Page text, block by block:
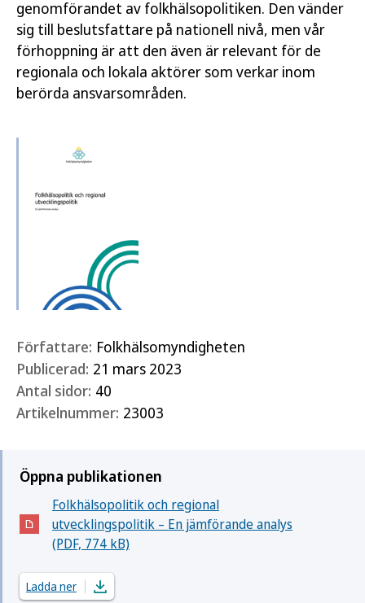
genomförandet av folkhälsopolitiken. Den vänder
sig till beslutsfattare på nationell nivå, men vår
förhoppning är att den även är relevant för de
regionala och lokala aktörer som verkar inom
berörda ansvarsområden.
Författare: Folkhälsomyndigheten
Publicerad: 21 mars 2023
Antal sidor: 40
Artikelnummer: 23003
Öppna publikationen
Folkhälsopolitik och regional
utvecklingspolitik – En jämförande analys
(PDF, 774 kB)
(Öppnas i nytt fönster)
Ladda ner